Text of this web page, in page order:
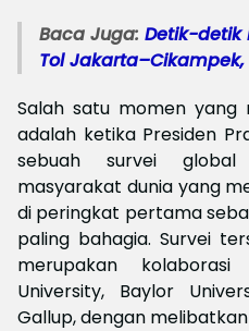
Baca Juga: Detik-detik
Tol
Salah satu momen
adalah ketika Presiden
sebuah survei global
masyarakat dunia yang
di peringkat pertama
paling bahagia. Survei
merupakan
University, Baylor
Gallup, dengan